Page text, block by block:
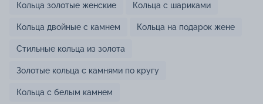
Кольца золотые женские Кольца с шариками
Кольца двойные с камнем Кольца на подарок жене
Стильные кольца из золота
Золотые кольца с камнями по кругу
Кольца с белым камнем